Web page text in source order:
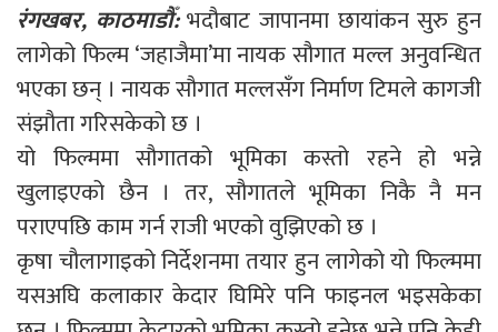
रंगखबर, काठमाडौँ:भदौबाट जापानमा छायांकन सुरु हुन
लागेको फिल्म ‘जहाजैमा’मा नायक सौगात मल्ल अनुवन्धित
भएका छन् । नायक सौगात मल्लसँग निर्माण टिमले कागजी
संझौता गरिसकेको छ ।
यो फिल्ममा सौगातको भूमिका कस्तो रहने हो भन्ने
खुलाइएको छैन । तर, सौगातले भूमिका निकै नै मन
पराएपछि काम गर्न राजी भएको वुझिएको छ ।
कृषा चौलागाइको निर्देशनमा तयार हुन लागेको यो फिल्ममा
यसअघि कलाकार केदार घिमिरे पनि फाइनल भइसकेका